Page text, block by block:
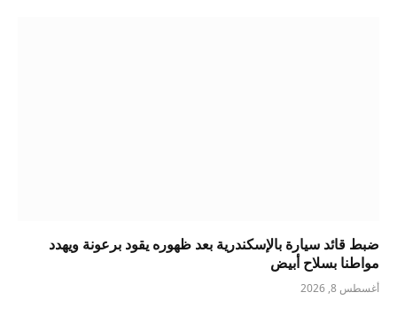
ضبط قائد سيارة بالإسكندرية بعد ظهوره يقود برعونة ويهدد
مواطنا بسلاح أبيض
أغسطس 8, 2026